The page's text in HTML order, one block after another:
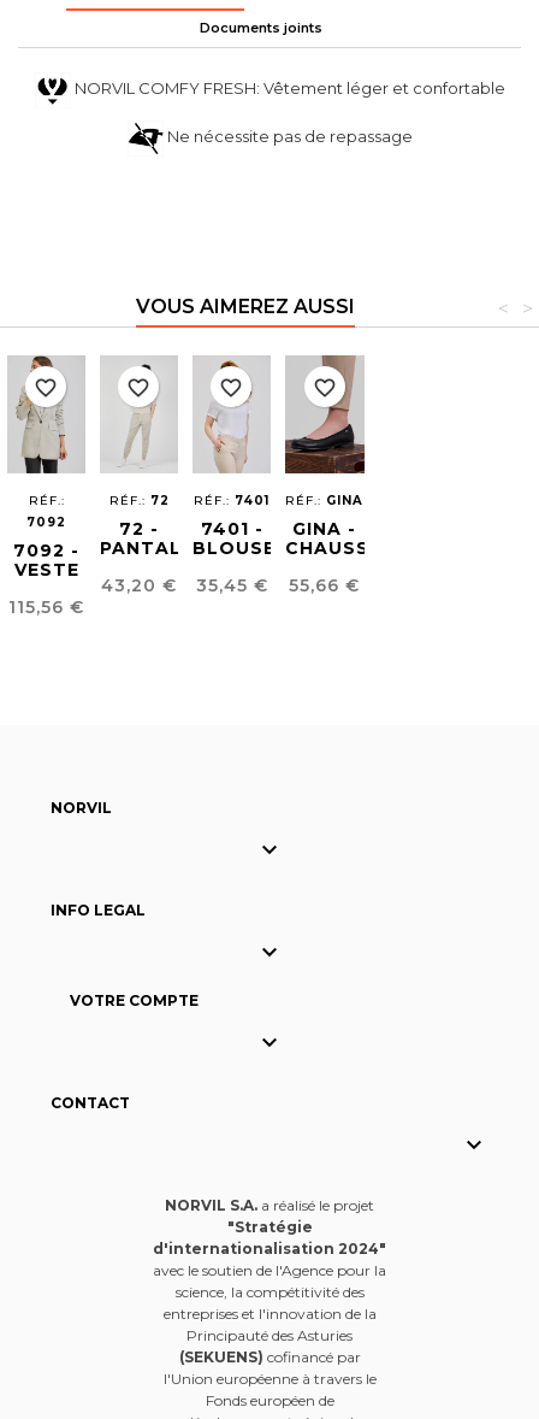
Documents joints
NORVIL COMFY FRESH: Vêtement léger et confortable
Ne nécessite pas de repassage
VOUS AIMEREZ AUSSI >
<
RÉF.:
7092
7092 -
VESTE
POUR
Prix
115,56 €
favorite_border
RÉF.: 72
72 -
PANTALON
FLUÍDE
Prix
43,20 €
favorite_border
RÉF.: 7401
7401 -
BLOUSE
BIJOUX
Prix
35,45 €
favorite_border
RÉF.: GINA
GINA -
CHAUSSURE
FEMME
Prix
55,66 €
favorite_border
NORVIL

INFO LEGAL

VOTRE COMPTE

CONTACT

NORVIL S.A. a réalisé le projet
"Stratégie
d'internationalisation 2024"
avec le soutien de l'Agence pour la
science, la compétitivité des
entreprises et l'innovation de la
Principauté des Asturies
(SEKUENS) cofinancé par
l'Union européenne à travers le
Fonds européen de